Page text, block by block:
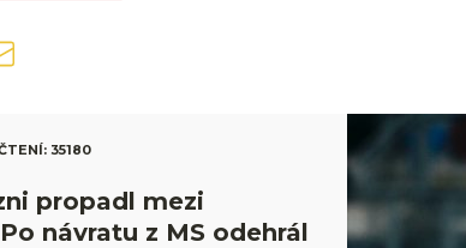
35180
propadl mezi
návratu z MS odehrál